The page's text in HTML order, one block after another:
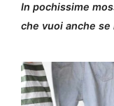
In pochissime
che vuoi anche se